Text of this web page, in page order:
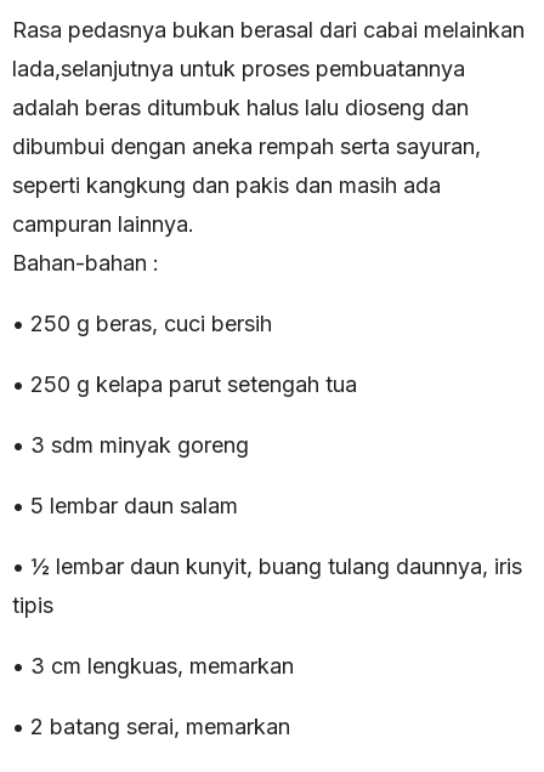
Rasa pedasnya bukan berasal dari cabai melainkan
lada,selanjutnya untuk proses pembuatannya
adalah beras ditumbuk halus lalu dioseng dan
dibumbui dengan aneka rempah serta sayuran,
seperti kangkung dan pakis dan masih ada
campuran lainnya.
Bahan-bahan :
• 250 g beras, cuci bersih
• 250 g kelapa parut setengah tua
• 3 sdm minyak goreng
• 5 lembar daun salam
• ½ lembar daun kunyit, buang tulang daunnya, iris
tipis
• 3 cm lengkuas, memarkan
• 2 batang serai, memarkan